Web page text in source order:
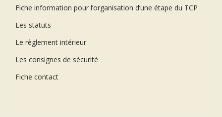
Fiche information pour l’organisation d’une étape du TCP
Les statuts
Le règlement intérieur
Les consignes de sécurité
Fiche contact